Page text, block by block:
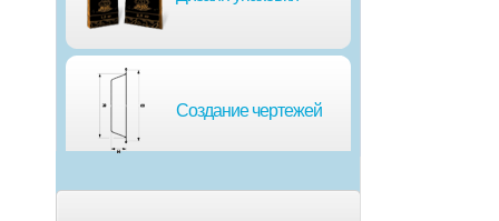
Создание чертежей